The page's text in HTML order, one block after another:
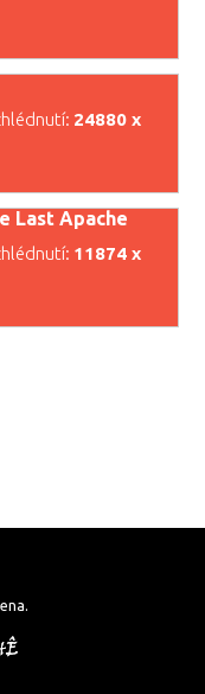
24880 x
Last Apache
11874 x